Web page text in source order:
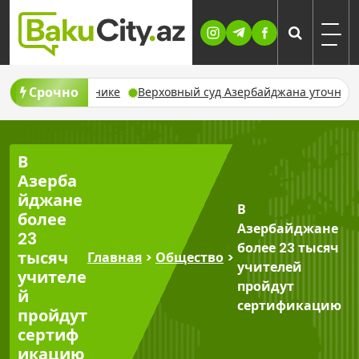
Skip
content
Срочно Верховный суд Азербайджана уточнил
В
Азерба
йджане
более
23
тысяч
учителе
й
пройдут
сертиф
икацию
Главная > Общество >
В
Азербайджане
более 23 тысяч
учителей
пройдут
сертификацию